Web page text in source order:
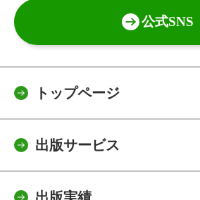
公式SNS
トップページ
出版サービス